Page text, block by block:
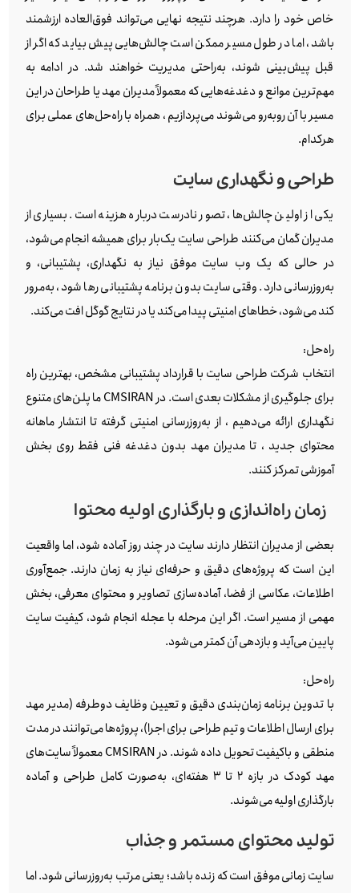
خاص خود را دارد. هرچند نتیجه نهایی می‌تواند فوق‌العاده ارزشمند
باشد، اما در طول مسیر ممکن است چالش‌هایی پیش بیاید که اگر از
قبل پیش‌بینی شوند، به‌راحتی مدیریت خواهند شد. در ادامه به
مهم‌ترین موانع و دغدغه‌هایی که معمولاً مدیران مهد یا طراحان در این
مسیر با آن روبه‌رو می‌شوند می‌پردازیم ، همراه با راه‌حل‌های عملی برای
هرکدام.
طراحی و نگهداری سایت
یکی از اولین چالش‌ها، تصور نادرست درباره هزینه است. بسیاری از
مدیران گمان می‌کنند طراحی سایت یک‌بار برای همیشه انجام می‌شود،
در حالی که یک وب‌ سایت موفق نیاز به نگهداری، پشتیبانی، و
به‌روزرسانی دارد. وقتی سایت بدون برنامه پشتیبانی رها شود، به‌مرور
کند می‌شود، خطاهای امنیتی پیدا می‌کند یا در نتایج گوگل افت می‌کند.
راه‌حل:
انتخاب شرکت طراحی سایت با قرارداد پشتیبانی مشخص، بهترین راه
برای جلوگیری از مشکلات بعدی است. در CMSIRAN ما پلن‌های متنوع
نگهداری ارائه می‌دهیم ، از به‌روزرسانی امنیتی گرفته تا انتشار ماهانه
محتوای جدید ، تا مدیران مهد بدون دغدغه فنی فقط روی بخش
آموزشی تمرکز کنند.
زمان راه‌اندازی و بارگذاری اولیه محتوا
بعضی از مدیران انتظار دارند سایت در چند روز آماده شود، اما واقعیت
این است که پروژه‌های دقیق و حرفه‌ای نیاز به زمان دارند. جمع‌آوری
اطلاعات، عکاسی از فضا، آماده‌سازی تصاویر و محتوای معرفی، بخش
مهمی از مسیر است. اگر این مرحله با عجله انجام شود، کیفیت سایت
پایین می‌آید و بازدهی آن کمتر می‌شود.
راه‌حل:
با تدوین برنامه زمان‌بندی دقیق و تعیین وظایف دوطرفه (مدیر مهد
برای ارسال اطلاعات و تیم طراحی برای اجرا)، پروژه‌ها می‌توانند در مدت
منطقی و باکیفیت تحویل داده شوند. در CMSIRAN معمولاً سایت‌های
مهد کودک در بازه ۲ تا ۳ هفته‌ای، به‌صورت کامل طراحی و آماده
بارگذاری اولیه می‌شوند.
تولید محتوای مستمر و جذاب
سایت زمانی موفق است که زنده باشد؛ یعنی مرتب به‌روزرسانی شود. اما